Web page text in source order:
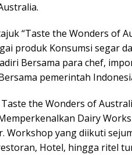
“Taste the Wonders of
produk Konsumsi segar
Bersama para chef,
pemerintah
the Wonders of
Dairy
Workshop yang diikuti
Hotel, hingga ritel